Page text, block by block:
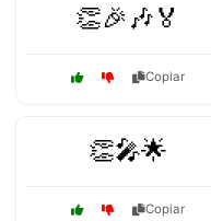
👏🎉🎶🏅
Copiar
👏🎤🌟
Copiar